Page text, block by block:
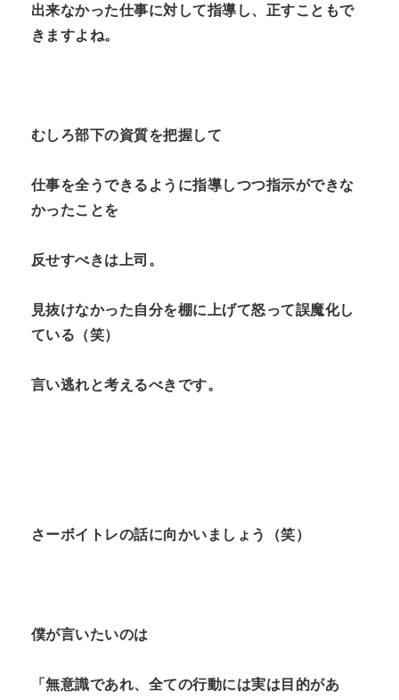
出来なかった仕事に対して指導し、正すこともで
きますよね。
むしろ部下の資質を把握して
仕事を全うできるように指導しつつ指示ができな
かったことを
反せすべきは上司。
見抜けなかった自分を棚に上げて怒って誤魔化し
ている（笑）
言い逃れと考えるべきです。
さーボイトレの話に向かいましょう（笑）
僕が言いたいのは
「無意識であれ、全ての行動には実は目的があ